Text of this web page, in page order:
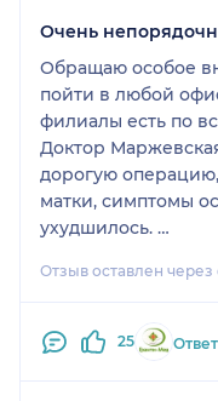
Очень
Обращаю особое
пойти в любой
филиалы есть по
Доктор
дорогую
матки, симптомы
ухудшилось.
порядке, ( я
состояния, я
болезни не уходят ) - болезнь ПРОДОЛЖАЛА
Отзыв оставлен
25